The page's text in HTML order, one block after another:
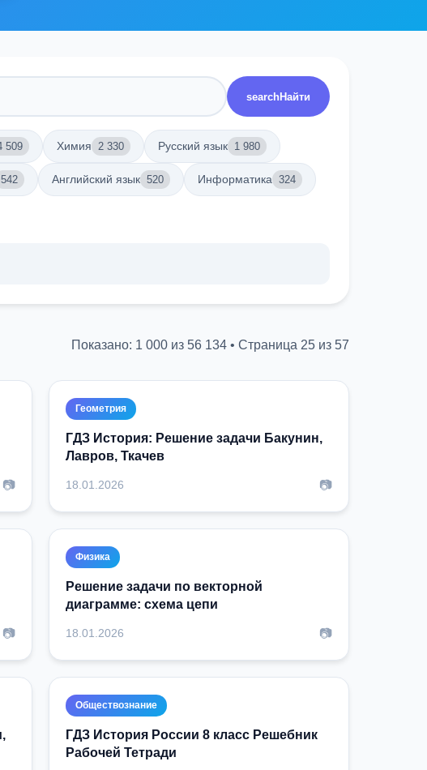
searchНайти
509 Химия 2 330 Русский язык 1 980
542 Английский язык 520 Информатика 324
Показано: 1 000 из 56 134 • Страница 25 из 57
📷
Геометрия
ГДЗ История: Решение задачи Бакунин,
Лавров, Ткачев
18.01.2026 📷
📷
Физика
Решение задачи по векторной
диаграмме: схема цепи
18.01.2026 📷
Обществознание
ГДЗ История России 8 класс Решебник
Рабочей Тетради